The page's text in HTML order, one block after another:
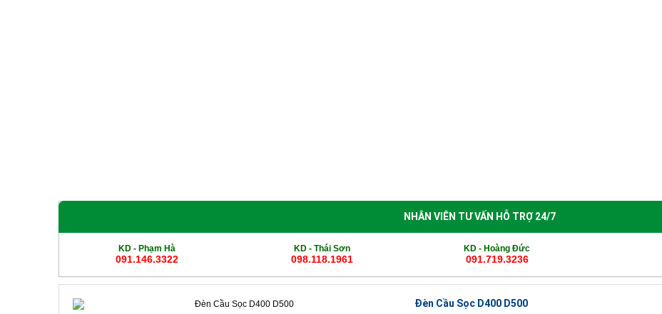
NHÂN VIÊN TƯ VẤN HỖ TRỢ 24/7
KD - Phạm Hà
091.146.3322
KD - Thái Sơn
098.118.1961
KD - Hoàng Đức
091.719.3236
Đèn Cầu Sọc D400 D500